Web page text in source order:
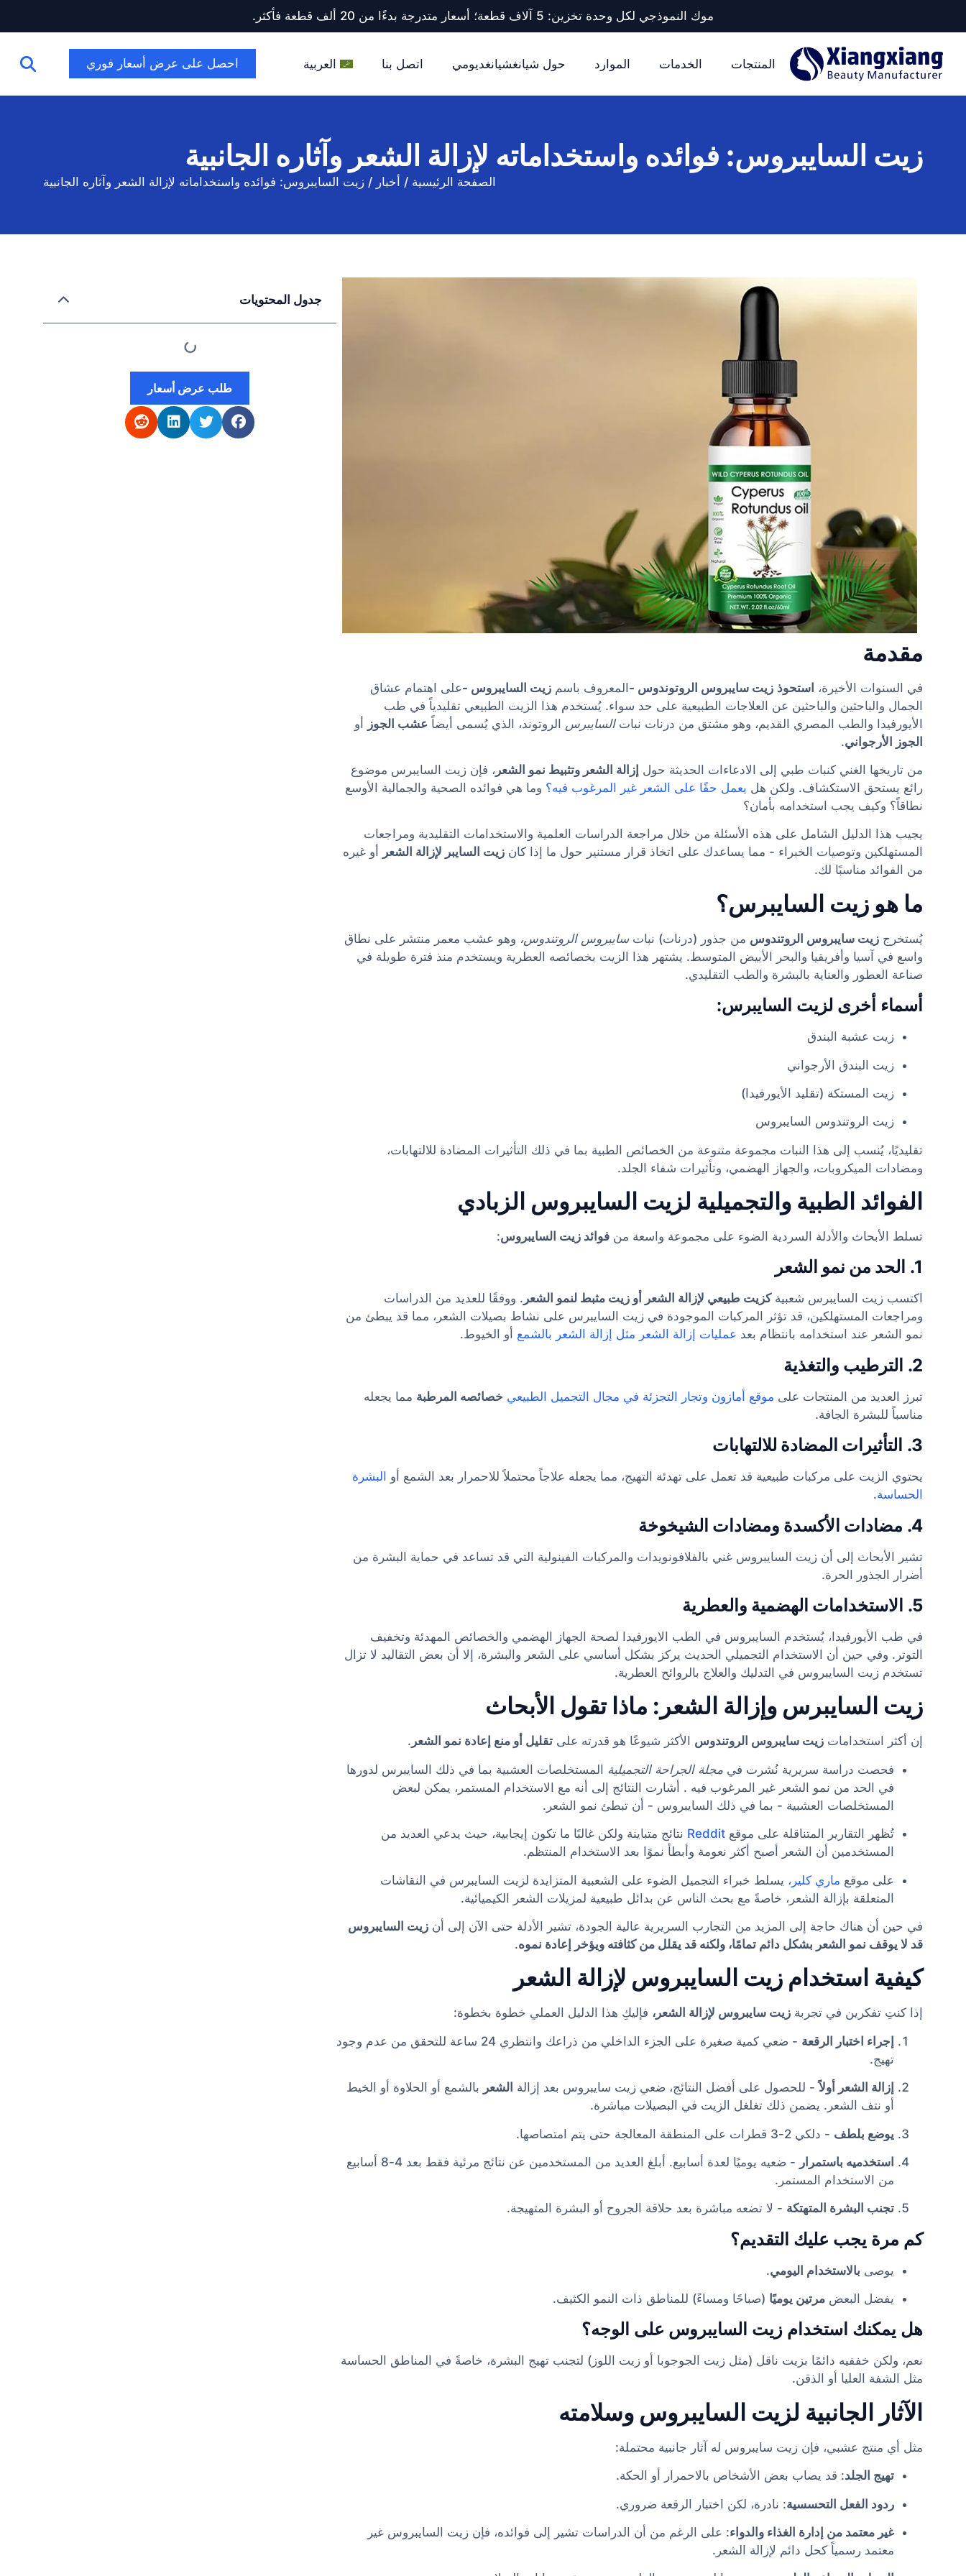
موك النموذجي لكل وحدة تخزين: 5 آلاف قطعة؛ أسعار متدرجة بدءًا من 20 ألف قطعة فأكثر.
المنتجات الخدمات الموارد حول شيانغشيانغديومي اتصل بنا العربية احصل على عرض أسعار فوري
زيت السايبروس: فوائده واستخداماته لإزالة الشعر وآثاره الجانبية
الصفحة الرئيسية / أخبار / زيت السايبروس: فوائده واستخداماته لإزالة الشعر وآثاره الجانبية
مقدمة
في السنوات الأخيرة، استحوذ زيت سايبروس الروتوندوس -المعروف باسم زيت السايبروس -على اهتمام عشاق
الجمال والباحثين والباحثين عن العلاجات الطبيعية على حد سواء. يُستخدم هذا الزيت الطبيعي تقليدياً في طب
الأيورفيدا والطب المصري القديم، وهو مشتق من درنات نباتالسايبرس الروتوند، الذي يُسمى أيضاً عشب الجوز أو
الجوز الأرجواني.
من تاريخها الغني كنبات طبي إلى الادعاءات الحديثة حول إزالة الشعر وتثبيط نمو الشعر ، فإن زيت السايبرس موضوع
رائع يستحق الاستكشاف. ولكن هل يعمل حقًا على الشعر غير المرغوب فيه؟ وما هي فوائده الصحية والجمالية الأوسع
نطاقاً؟ وكيف يجب استخدامه بأمان؟
يجيب هذا الدليل الشامل على هذه الأسئلة من خلال مراجعة الدراسات العلمية والاستخدامات التقليدية ومراجعات
المستهلكين وتوصيات الخبراء - مما يساعدك على اتخاذ قرار مستنير حول ما إذا كان زيت السايبر لإزالة الشعر
أو غيره
من الفوائد مناسبًا لك.
ما هو زيت السايبرس؟
يُستخرج زيت سايبروس الروتندوس من جذور (درنات) نباتسايبروس الروتندوس، وهو عشب معمر منتشر على نطاق
واسع في آسيا وأفريقيا والبحر الأبيض المتوسط. يشتهر هذا الزيت بخصائصه العطرية ويستخدم منذ فترة طويلة في
صناعة العطور والعناية بالبشرة والطب التقليدي.
أسماء أخرى لزيت السايبرس:
زيت عشبة البندق
زيت البندق الأرجواني
زيت المستكة (تقليد الأيورفيدا)
زيت الروتندوس السايبروس
تقليديًا، يُنسب إلى هذا النبات مجموعة متنوعة من الخصائص الطبية بما في ذلك التأثيرات المضادة للالتهابات،
ومضادات الميكروبات، والجهاز الهضمي، وتأثيرات شفاء الجلد.
الفوائد الطبية والتجميلية لزيت السايبروس الزبادي
تسلط الأبحاث والأدلة السردية الضوء على مجموعة واسعة من فوائد زيت السايبروس:
1. الحد من نمو الشعر
اكتسب زيت السايبرس شعبيةكزيت طبيعي لإزالة الشعر أو زيت مثبط لنمو الشعر . ووفقًا للعديد من الدراسات
ومراجعات المستهلكين، قد تؤثر المركبات الموجودة في زيت السايبرس على نشاط بصيلات الشعر، مما قد يبطئ من
نمو الشعر عند استخدامه بانتظام بعد عمليات إزالة الشعر مثل إزالة الشعر بالشمع أو الخيوط.
2. الترطيب والتغذية
تبرز العديد من المنتجات على موقع أمازون وتجار التجزئة في مجال التجميل الطبيعي خصائصه المرطبة مما يجعله
مناسباً للبشرة الجافة.
3. التأثيرات المضادة للالتهابات
يحتوي الزيت على مركبات طبيعية قد تعمل على تهدئة التهيج، مما يجعله علاجاً محتملاً للاحمرار بعد الشمع أو البشرة
الحساسة.
4. مضادات الأكسدة ومضادات الشيخوخة
تشير الأبحاث إلى أن زيت السايبروس غني بالفلافونويدات والمركبات الفينولية التي قد تساعد في حماية البشرة من
أضرار الجذور الحرة.
5. الاستخدامات الهضمية والعطرية
في طب الأيورفيدا، يُستخدم السايبروس في الطب الايورفيدا لصحة الجهاز الهضمي والخصائص المهدئة وتخفيف
التوتر. وفي حين أن الاستخدام التجميلي الحديث يركز بشكل أساسي على الشعر والبشرة، إلا أن بعض التقاليد لا تزال
تستخدم زيت السايبروس في التدليك والعلاج بالروائح العطرية.
زيت السايبرس وإزالة الشعر: ماذا تقول الأبحاث
إن أكثر استخدامات زيت سايبروس الروتندوس الأكثر شيوعًا هو قدرته على تقليل أو منع إعادة نمو الشعر .
فحصت دراسة سريرية نُشرت في مجلة الجراحة التجميلية المستخلصات العشبية بما في ذلك السايبرس لدورها
في الحد من نمو الشعر غير المرغوب فيه . أشارت النتائج إلى أنه مع الاستخدام المستمر، يمكن لبعض
المستخلصات العشبية - بما في ذلك السايبروس - أن تبطئ نمو الشعر.
تُظهر التقارير المتناقلة على موقع Reddit نتائج متباينة ولكن غالبًا ما تكون إيجابية، حيث يدعي العديد من
المستخدمين أن الشعر أصبح أكثر نعومة وأبطأ نموًا بعد الاستخدام المنتظم.
على موقع ماري كلير، يسلط خبراء التجميل الضوء على الشعبية المتزايدة لزيت السايبرس في النقاشات
المتعلقة بإزالة الشعر، خاصةً مع بحث الناس عن بدائل طبيعية لمزيلات الشعر الكيميائية.
في حين أن هناك حاجة إلى المزيد من التجارب السريرية عالية الجودة، تشير الأدلة حتى الآن إلى أن زيت السايبروس
قد لا يوقف نمو الشعر بشكل دائم تمامًا، ولكنه قد يقلل من كثافته ويؤخر إعادة نموه.
كيفية استخدام زيت السايبروس لإزالة الشعر
إذا كنتِ تفكرين في تجربة زيت سايبروس لإزالة الشعر، فإليكِ هذا الدليل العملي خطوة بخطوة:
إجراء اختبار الرقعة
- ضعي كمية صغيرة على الجزء الداخلي من ذراعك وانتظري 24 ساعة للتحقق من عدم وجود
تهيج.
إزالة الشعر أولاً- للحصول على أفضل النتائج، ضعي زيت سايبروس بعد إزالة الشعر بالشمع أو الحلاوة أو الخيط
أو نتف الشعر. يضمن ذلك تغلغل الزيت في البصيلات مباشرة.
يوضع بلطف - دلكي 2-3 قطرات على المنطقة المعالجة حتى يتم امتصاصها.
استخدميه باستمرار
- ضعيه يوميًا لعدة أسابيع. أبلغ العديد من المستخدمين عن نتائج مرئية فقط بعد 4-8 أسابيع
من الاستخدام المستمر.
تجنب البشرة المتهتكة - لا تضعه مباشرة بعد حلاقة الجروح أو البشرة المتهيجة.
كم مرة يجب عليك التقديم؟
يوصى بالاستخدام اليومي.
يفضل البعض مرتين يوميًا (صباحًا ومساءً) للمناطق ذات النمو الكثيف.
هل يمكنك استخدام زيت السايبروس على الوجه؟
نعم، ولكن خففيه دائمًا بزيت ناقل (مثل زيت الجوجوبا أو زيت اللوز) لتجنب تهيج البشرة، خاصةً في المناطق الحساسة
مثل الشفة العليا أو الذقن.
الآثار الجانبية لزيت السايبروس وسلامته
مثل أي منتج عشبي، فإن زيت سايبروس له آثار جانبية محتملة:
تهيج الجلد: قد يصاب بعض الأشخاص بالاحمرار أو الحكة.
ردود الفعل التحسسية: نادرة، لكن اختبار الرقعة ضروري.
غير معتمد من إدارة الغذاء والدواء: على الرغم من أن الدراسات تشير إلى فوائده، فإن زيت السايبروس غير
معتمد رسمياً كحل دائم لإزالة الشعر.
جدول المحتويات
طلب عرض أسعار